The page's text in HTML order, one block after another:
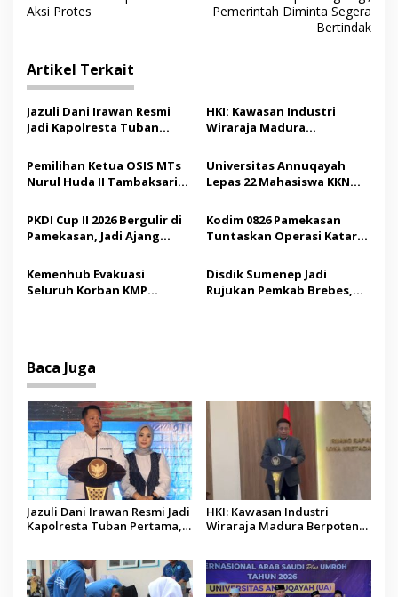
v
g
a
s
i
p
o
s
Aksi Protes
Pemerintah Diminta Segera
Bertindak
Artikel Terkait
Jazuli Dani Irawan Resmi
Jadi Kapolresta Tuban
Harkamtibmas
HKI: Kawasan Industri
Wiraraja Madura
Pertumbuhan Ekonomi
Baru
Pemilihan Ketua OSIS MTs
Nurul Huda II Tambaksari
Demokrasi bagi Siswa
Universitas Annuqayah
Lepas 22 Mahasiswa KKN
Saudi
PKDI Cup II 2026 Bergulir di
Pamekasan, Jadi Ajang
Madura
Kodim 0826 Pamekasan
Tuntaskan Operasi Katarak
Tindakan Medis
Kemenhub Evakuasi
Seluruh Korban KMP
Disdik Sumenep Jadi
Rujukan Pemkab Brebes,
Baca Juga
Jazuli Dani Irawan Resmi Jadi
Kapolresta Tuban Pertama,
HKI: Kawasan Industri
Wiraraja Madura Berpotensi